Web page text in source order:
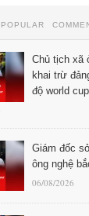
POPULAR
Chủ tịch xã
khai trừ
độ world cup
Giám đốc
ông nghệ
06/08/2026